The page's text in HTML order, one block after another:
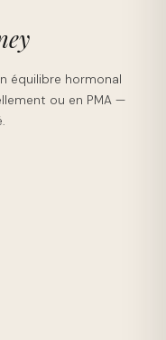
équilibre hormonal
ou en PMA —